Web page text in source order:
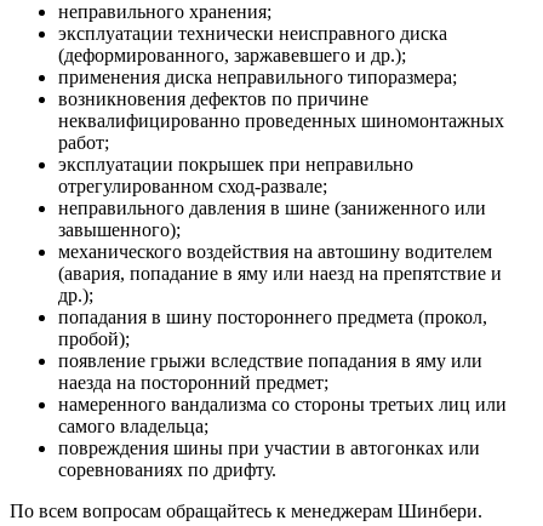
неправильного хранения;
эксплуатации технически неисправного диска
(деформированного, заржавевшего и др.);
применения диска неправильного типоразмера;
возникновения дефектов по причине
неквалифицированно проведенных шиномонтажных
работ;
эксплуатации покрышек при неправильно
отрегулированном сход-развале;
неправильного давления в шине (заниженного или
завышенного);
механического воздействия на автошину водителем
(авария, попадание в яму или наезд на препятствие и
др.);
попадания в шину постороннего предмета (прокол,
пробой);
появление грыжи вследствие попадания в яму или
наезда на посторонний предмет;
намеренного вандализма со стороны третьих лиц или
самого владельца;
повреждения шины при участии в автогонках или
соревнованиях по дрифту.
По всем вопросам обращайтесь к менеджерам Шинбери.